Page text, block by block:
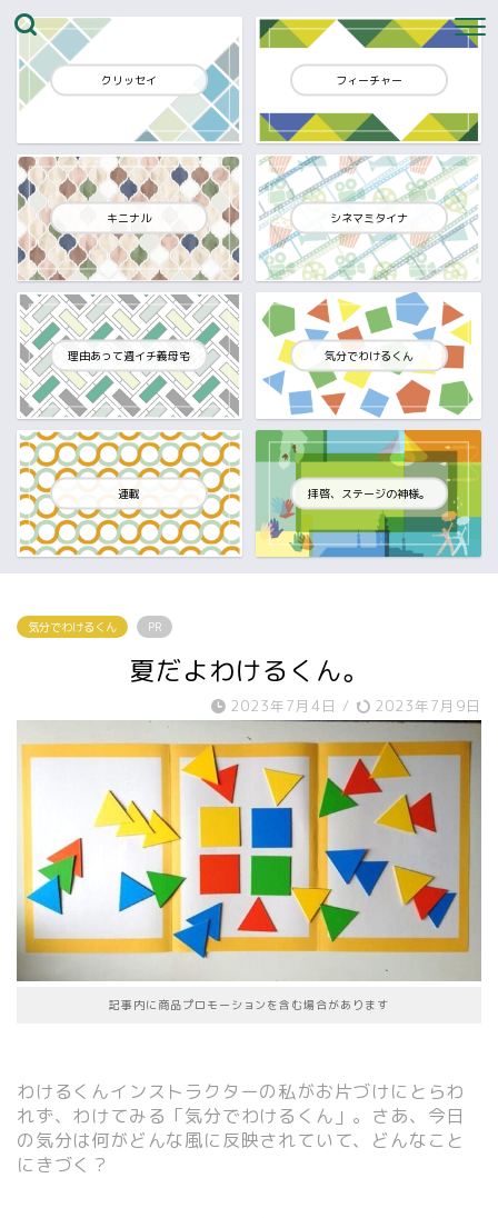
クリッセイ フィーチャー
キニナル シネマミタイナ
理由あって週イチ義母宅 気分でわけるくん
連載 拝啓、ステージの神様。
気分でわけるくん PR
夏だよわけるくん。
2023年7月4日 / 2023年7月9日
記事内に商品プロモーションを含む場合があります
わけるくんインストラクターの私がお片づけにとらわ
れず、わけてみる「気分でわけるくん」。さあ、今日
の気分は何がどんな風に反映されていて、どんなこと
にきづく？